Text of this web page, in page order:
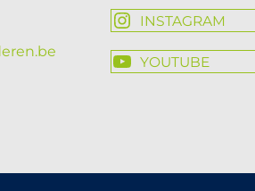
INSTAGRAM
YOUTUBE